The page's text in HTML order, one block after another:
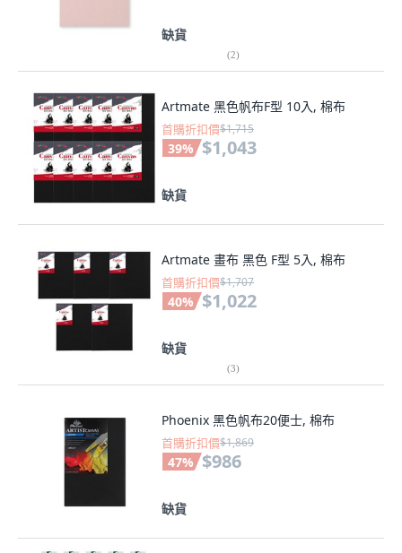
缺貨
(2)
Artmate 黑色帆布F型 10入, 棉布
首購折扣價$1,715
39% $1,043
缺貨
Artmate 畫布 黑色 F型 5入, 棉布
首購折扣價$1,707
40% $1,022
缺貨
(3)
Phoenix 黑色帆布20便士, 棉布
首購折扣價$1,869
47% $986
缺貨